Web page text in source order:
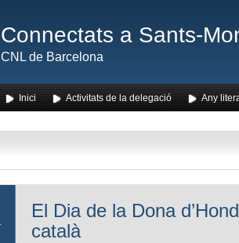
Connectats a Sants-
CNL de Barcelona
Inici Activitats de la delegació Any
El Dia de la Dona
català